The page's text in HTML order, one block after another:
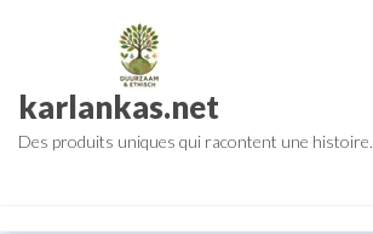
karlankas.net
Des produits uniques qui racontent une histoire.